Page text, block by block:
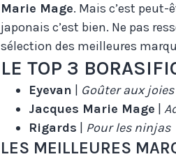
Marie Mage. Mais c’est peut-
japonais c’est bien. Ne pas
sélection des meilleures
LE TOP 3
Eyevan
Goûter aux
Jacques Marie Mage
Rigards
Pour les ninjas
LES MEILLEURES